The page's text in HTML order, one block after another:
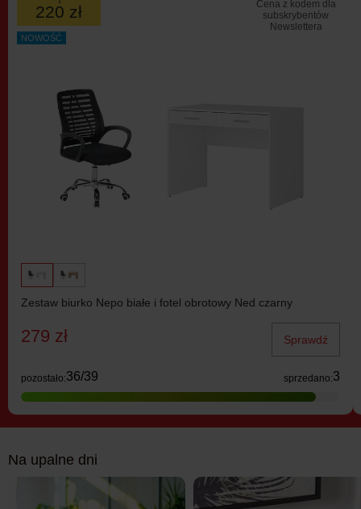
220 zł
NOWOŚĆ
Cena z kodem dla
subskrybentów
Newslettera
Zestaw biurko Nepo białe i fotel obrotowy Ned czarny
279 zł Sprawdź
pozostało:36/39 sprzedano:3
Na upalne dni